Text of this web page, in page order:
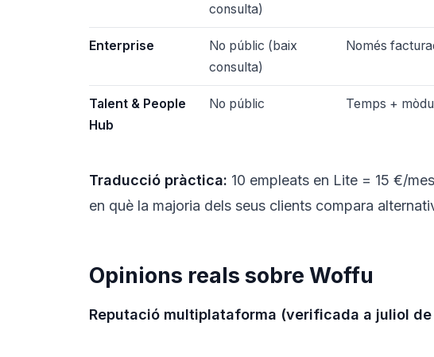
consulta)
Enterprise
No públic (baix
consulta)
Només
Talent & People
Hub
No públic Temps +
Traducció pràctica: 10 empleats en Lite = 15 €/
en què la majoria dels seus clients compara
Opinions reals sobre Woffu
Reputació multiplataforma (verificada a juliol